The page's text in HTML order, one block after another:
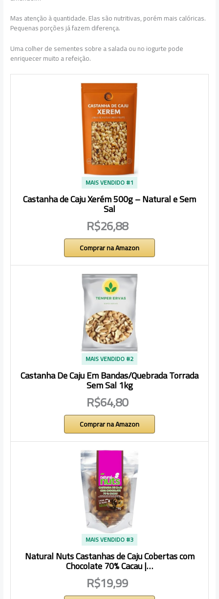
Mas atenção à quantidade. Elas são nutritivas, porém mais calóricas.
Pequenas porções já fazem diferença.
Uma colher de sementes sobre a salada ou no iogurte pode
enriquecer muito a refeição.
MAIS VENDIDO #1
Castanha de Caju Xerém 500g – Natural e Sem
Sal
R$26,88
Comprar na Amazon
MAIS VENDIDO #2
Castanha De Caju Em Bandas/Quebrada Torrada
Sem Sal 1kg
R$64,80
Comprar na Amazon
MAIS VENDIDO #3
Natural Nuts Castanhas de Caju Cobertas com
Chocolate 70% Cacau |…
R$19,99